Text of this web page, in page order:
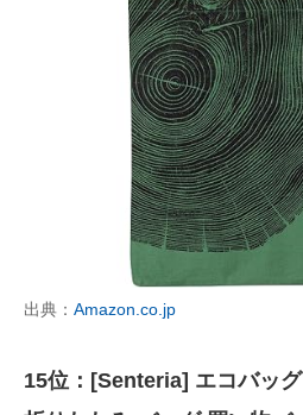
出典： Amazon.co.jp
15位：[Senteria] エコバッ